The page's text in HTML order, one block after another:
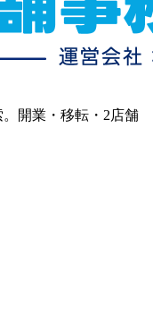
開業・移転・2店舗